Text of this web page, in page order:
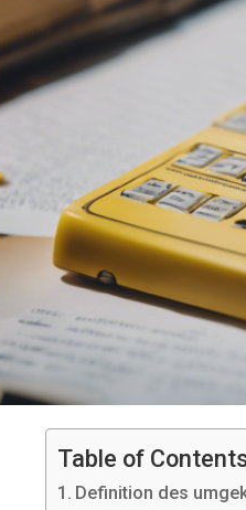
Table of
Definition des